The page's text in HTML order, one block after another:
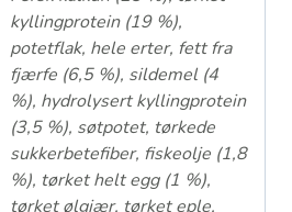
kyllingprotein (19 %),
potetflak, hele erter, fett fra
fjærfe (6,5 %), sildemel (4
%), hydrolysert kyllingprotein
(3,5 %), søtpotet, tørkede
sukkerbetefiber, fiskeolje (1,8
%), tørket helt egg (1 %),
tørket ølgjær, tørket eple,